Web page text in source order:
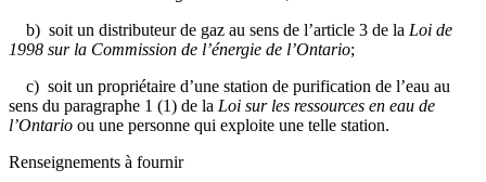
b) soit un distributeur de gaz au sens de l’article 3 de la Loi de
1998 sur la Commission de l’énergie de l’Ontario;
c) soit un propriétaire d’une station de purification de l’eau au
sens du paragraphe 1 (1) de la Loi sur les ressources en eau de
l’Ontario ou une personne qui exploite une telle station.
Renseignements à fournir